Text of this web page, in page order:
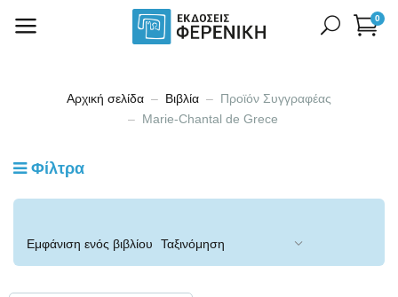
0
Αρχική σελίδα Βιβλία
Προϊόν Συγγραφέας
Marie-Chantal de Grece
Φίλτρα
Εμφάνιση ενός βιβλίου